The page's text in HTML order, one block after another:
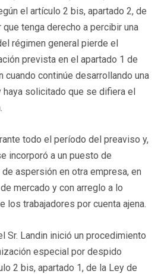
el artículo 2 bis, apartado 2, de
que tenga derecho a percibir una
régimen general pierde el
prevista en el apartado 1 de
cuando continúe desarrollando una
solicitado que se difiera el
todo el período del preaviso y,
incorporó a un puesto de
aspersión en otra empresa, en
mercado y con arreglo a lo
los trabajadores por cuenta ajena.
Sr. Landin inició un procedimiento
especial por despido
2 bis, apartado 1, de la Ley de